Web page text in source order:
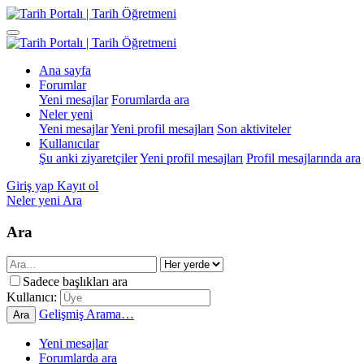
Ana sayfa
Forumlar
Yeni mesajlar Forumlarda ara
Neler yeni
Yeni mesajlarYeni profil mesajları Son aktiviteler
Kullanıcılar
Şu anki ziyaretçilerYeni profil mesajları Profil mesajlarında ara
Giriş yap Kayıt ol
Neler yeni Ara
Ara
Sadece başlıkları ara
Kullanıcı:
Ara Gelişmiş Arama…
Yeni mesajlar
Forumlarda ara